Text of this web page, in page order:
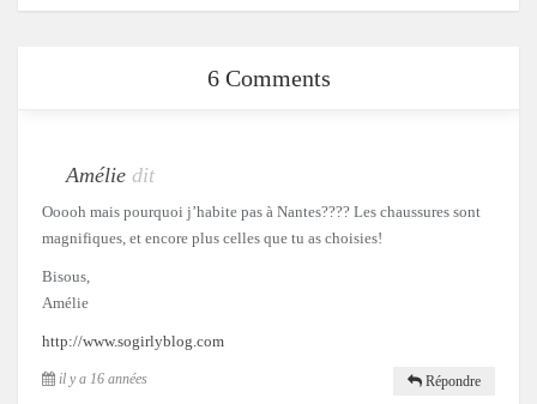
6 Comments
Amélie dit
Ooooh mais pourquoi j’habite pas à Nantes???? Les chaussures sont
magnifiques, et encore plus celles que tu as choisies!
Bisous,
Amélie
http://www.sogirlyblog.com
il y a 16 années Répondre